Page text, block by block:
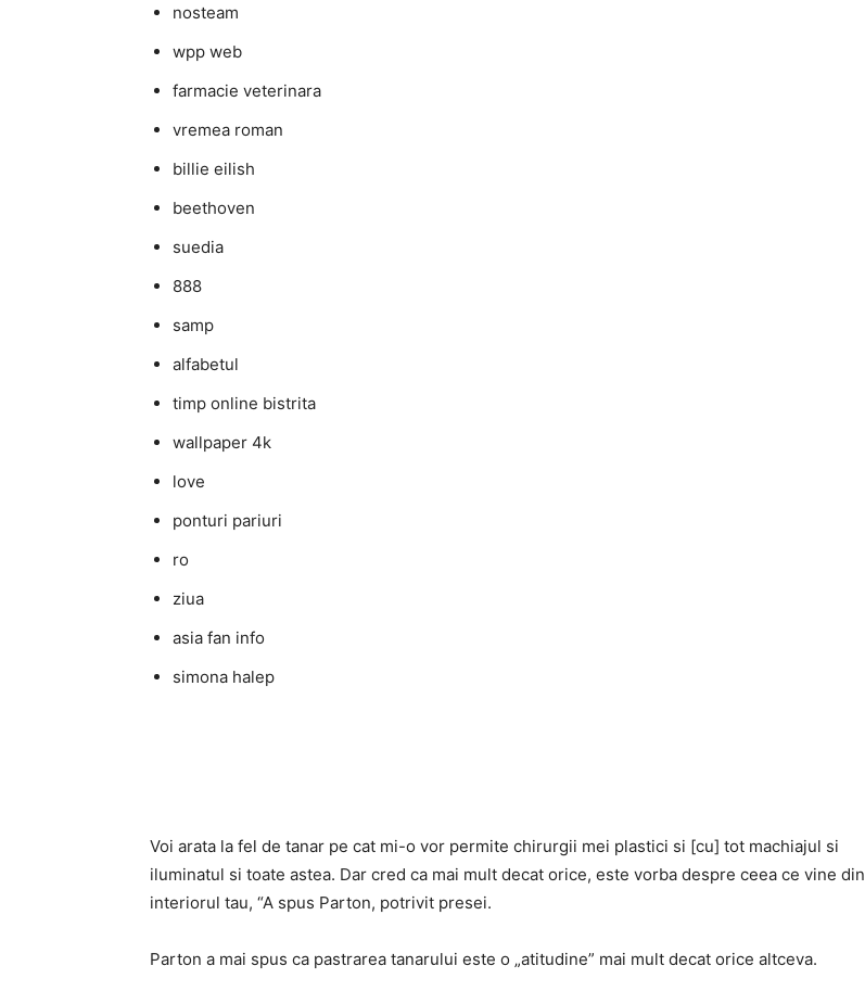
nosteam
wpp web
farmacie veterinara
vremea roman
billie eilish
beethoven
suedia
888
samp
alfabetul
timp online bistrita
wallpaper 4k
love
ponturi pariuri
ro
ziua
asia fan info
simona halep
Voi arata la fel de tanar pe cat mi-o vor permite chirurgii mei plastici si [cu] tot machiajul si
iluminatul si toate astea. Dar cred ca mai mult decat orice, este vorba despre ceea ce vine din
interiorul tau, “A spus Parton, potrivit presei.
Parton a mai spus ca pastrarea tanarului este o „atitudine” mai mult decat orice altceva.